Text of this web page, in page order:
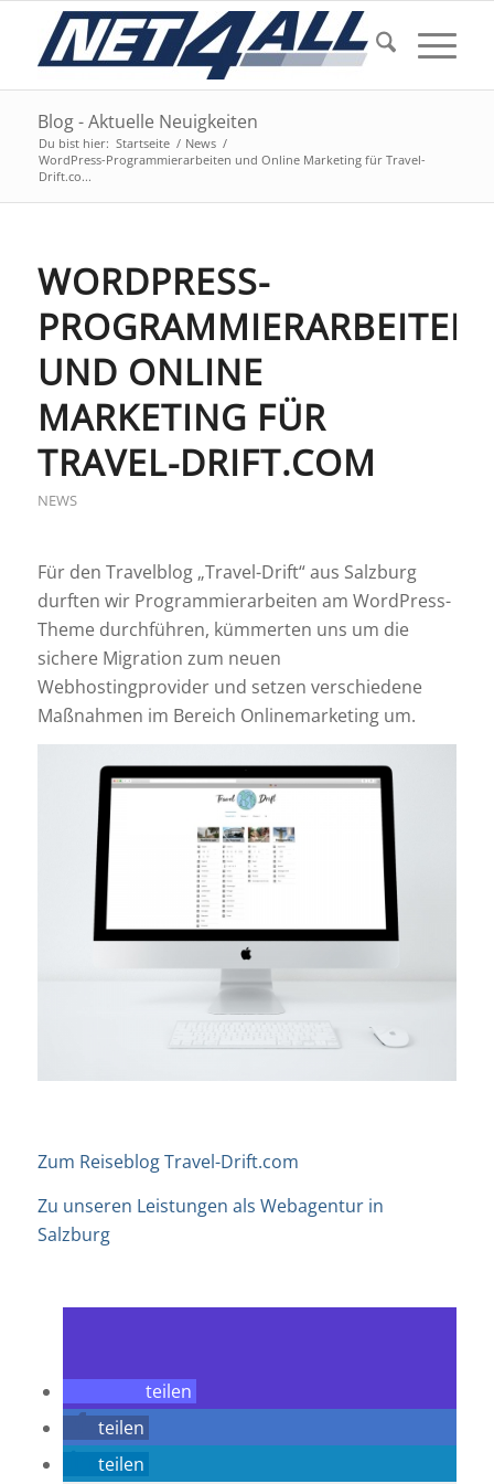
Blog - Aktuelle Neuigkeiten
Du bist hier: Startseite / News /
WordPress-Programmierarbeiten und Online Marketing für Travel-
Drift.co...
WORDPRESS-
PROGRAMMIERARBEITEN
UND ONLINE
MARKETING FÜR
TRAVEL-DRIFT.COM
NEWS
Für den Travelblog „Travel-Drift“ aus Salzburg
durften wir Programmierarbeiten am WordPress-
Theme durchführen, kümmerten uns um die
sichere Migration zum neuen
Webhostingprovider und setzen verschiedene
Maßnahmen im Bereich Onlinemarketing um.
Zum Reiseblog Travel-Drift.com
Zu unseren Leistungen als Webagentur in
Salzburg
teilen
teilen
teilen